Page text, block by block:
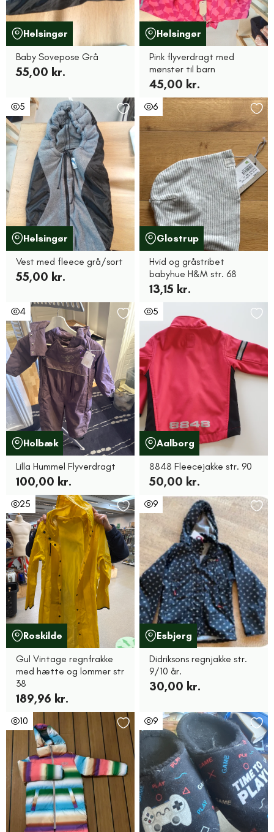
Helsingør
Baby Sovepose Grå
55,00 kr.
Helsingør
Pink flyverdragt med
mønster til barn
45,00 kr.
5
Helsingør
Vest med fleece grå/sort
55,00 kr.
6
Glostrup
Hvid og gråstribet
babyhue H&M str. 68
13,15 kr.
4
Holbæk
Lilla Hummel Flyverdragt
100,00 kr.
5
Aalborg
8848 Fleecejakke str. 90
50,00 kr.
25
Roskilde
Gul Vintage regnfrakke
med hætte og lommer str
38
189,96 kr.
9
Esbjerg
Didriksons regnjakke str.
9/10 år.
30,00 kr.
10 9